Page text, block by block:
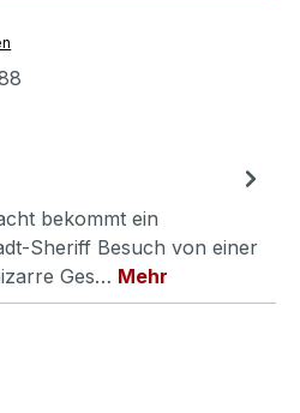
bekommt ein
Sheriff Besuch von einer
Ges… Mehr